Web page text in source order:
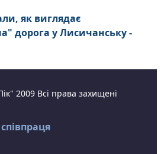
як виглядає
дорога у Лисичанську -
2009 Всі права захищені